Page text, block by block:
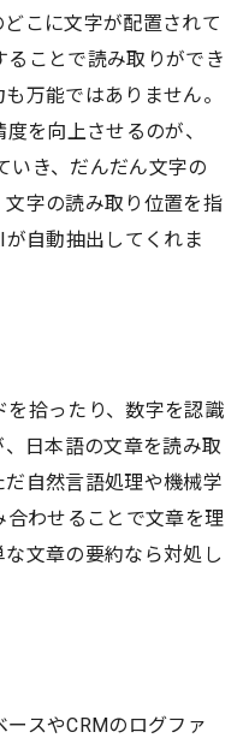
こに文字が配置されて
ことで読み取りができ
万能ではありません。
を向上させるのが、
いき、だんだん文字の
字の読み取り位置を指
自動抽出してくれま
を拾ったり、数字を認識
日本語の文章を読み取
自然言語処理や機械学
わせることで文章を理
文章の要約なら対処し
スやCRMのログファ